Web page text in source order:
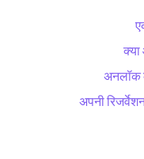
अनलॉक
अपनी